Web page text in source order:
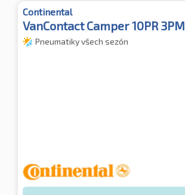
Continental
VanContact Camper 10PR
Pneumatiky všech sezón